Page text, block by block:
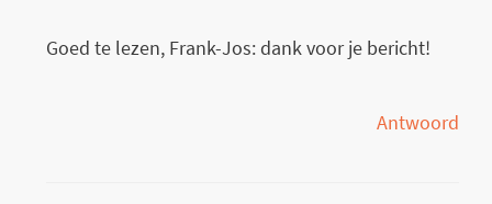
Goed te lezen, Frank-Jos: dank voor je bericht!
Antwoord